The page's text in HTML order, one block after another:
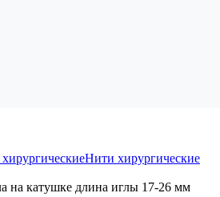
Нити хирургические
на катушке длина иглы 17-26 мм